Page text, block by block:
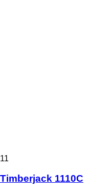
11
Timberjack 1110C